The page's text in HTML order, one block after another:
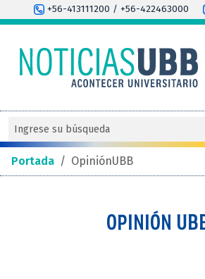
+56-413111200 / +56-422463000
Portada / OpiniónUBB
OPINIÓN